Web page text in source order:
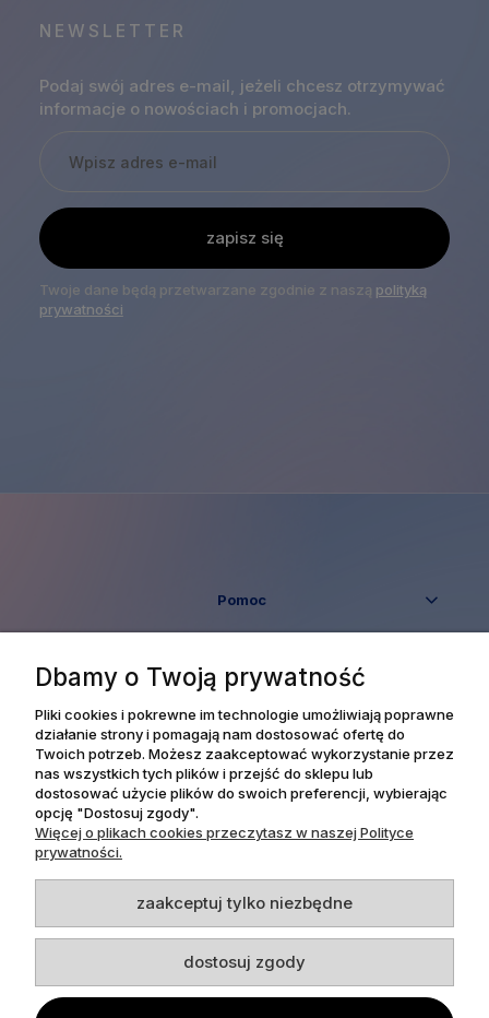
NEWSLETTER
Podaj swój adres e-mail, jeżeli chcesz otrzymywać
informacje o nowościach i promocjach.
zapisz się
Twoje dane będą przetwarzane zgodnie z naszą polityką
prywatności
Pomoc
Płatności i dostawa
Informacje
Dpl Agency -Projekt i realizacja
Dbamy o Twoją prywatność
Pliki cookies i pokrewne im technologie umożliwiają poprawne
działanie strony i pomagają nam dostosować ofertę do
Twoich potrzeb. Możesz zaakceptować wykorzystanie przez
nas wszystkich tych plików i przejść do sklepu lub
dostosować użycie plików do swoich preferencji, wybierając
opcję "Dostosuj zgody".
Więcej o plikach cookies przeczytasz w naszej Polityce
prywatności.
zaakceptuj tylko niezbędne
dostosuj zgody